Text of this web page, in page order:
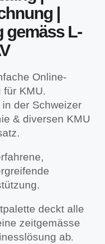
|
gemäss L-
Online-
für KMU.
der Schweizer
& diversen KMU
deckt alle
zeitgemässe
ab.